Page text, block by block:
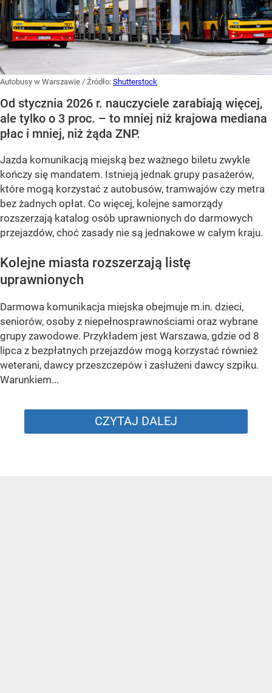
Autobusy w Warszawie / Źródło: Shutterstock
Od stycznia 2026 r. nauczyciele zarabiają więcej,
ale tylko o 3 proc. – to mniej niż krajowa mediana
płac i mniej, niż żąda ZNP.
Jazda komunikacją miejską bez ważnego biletu zwykle
kończy się mandatem. Istnieją jednak grupy pasażerów,
które mogą korzystać z autobusów, tramwajów czy metra
bez żadnych opłat. Co więcej, kolejne samorządy
rozszerzają katalog osób uprawnionych do darmowych
przejazdów, choć zasady nie są jednakowe w całym kraju.
Kolejne miasta rozszerzają listę
uprawnionych
Darmowa komunikacja miejska obejmuje m.in. dzieci,
seniorów, osoby z niepełnosprawnościami oraz wybrane
grupy zawodowe. Przykładem jest Warszawa, gdzie od 8
lipca z bezpłatnych przejazdów mogą korzystać również
weterani, dawcy przeszczepów i zasłużeni dawcy szpiku.
Warunkiem...
CZYTAJ DALEJ